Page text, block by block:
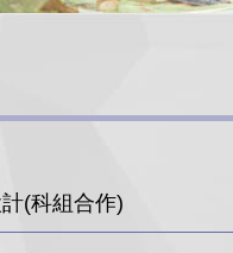
(科組合作)